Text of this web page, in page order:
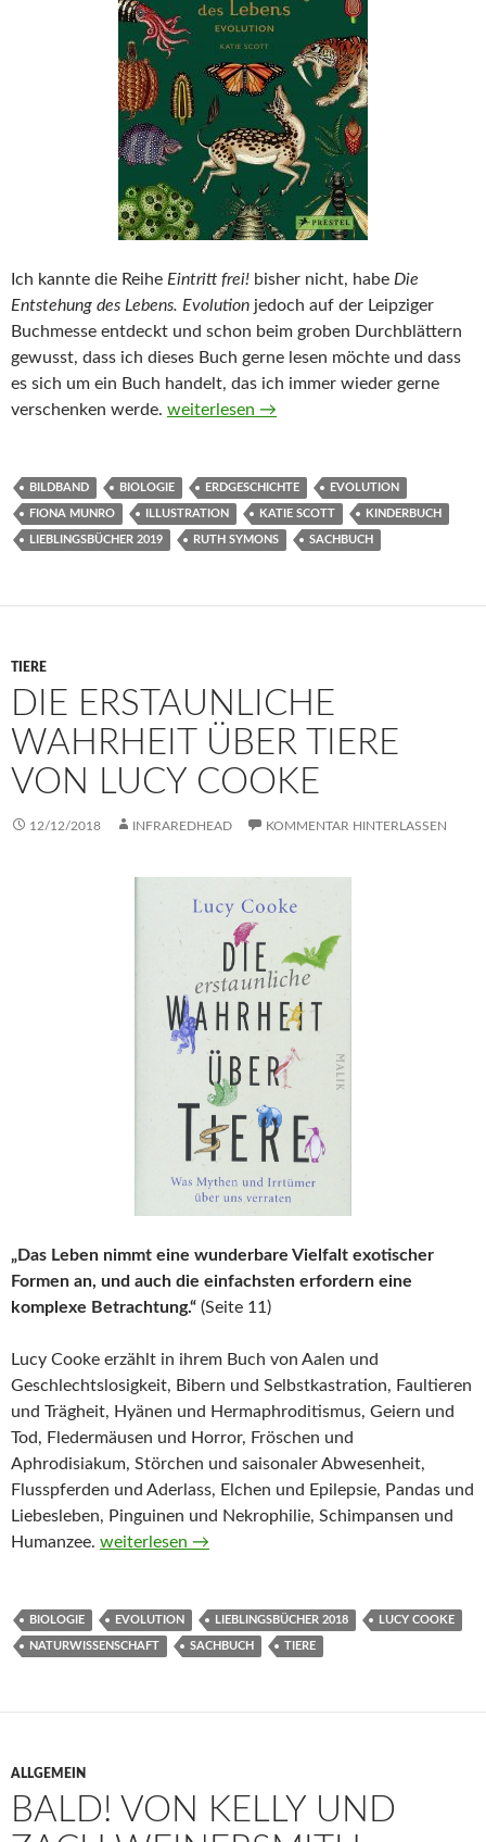
Ich kannte die Reihe Eintritt frei! bisher nicht, habe Die
Entstehung des Lebens. Evolution jedoch auf der Leipziger
Buchmesse entdeckt und schon beim groben Durchblättern
gewusst, dass ich dieses Buch gerne lesen möchte und dass
es sich um ein Buch handelt, das ich immer wieder gerne
verschenken werde. Die Entstehung des Lebens. Evolution
weiterlesen →
BILDBAND BIOLOGIE ERDGESCHICHTE EVOLUTION
FIONA MUNRO ILLUSTRATION KATIE SCOTT KINDERBUCH
LIEBLINGSBÜCHER 2019 RUTH SYMONS SACHBUCH
TIERE
DIE ERSTAUNLICHE
WAHRHEIT ÜBER TIERE
VON LUCY COOKE
12/12/2018 INFRAREDHEAD KOMMENTAR HINTERLASSEN
„Das Leben nimmt eine wunderbare Vielfalt exotischer
Formen an, und auch die einfachsten erfordern eine
komplexe Betrachtung.“ (Seite 11)
Lucy Cooke erzählt in ihrem Buch von Aalen und
Geschlechtslosigkeit, Bibern und Selbstkastration, Faultieren
und Trägheit, Hyänen und Hermaphroditismus, Geiern und
Tod, Fledermäusen und Horror, Fröschen und
Aphrodisiakum, Störchen und saisonaler Abwesenheit,
Flusspferden und Aderlass, Elchen und Epilepsie, Pandas und
Liebesleben, Pinguinen und Nekrophilie, Schimpansen und
Humanzee. Die erstaunliche Wahrheit über Tiere von Lucy
weiterlesen →
BIOLOGIE EVOLUTION LIEBLINGSBÜCHER 2018 LUCY COOKE
NATURWISSENSCHAFT SACHBUCH TIERE
ALLGEMEIN
BALD! VON KELLY UND